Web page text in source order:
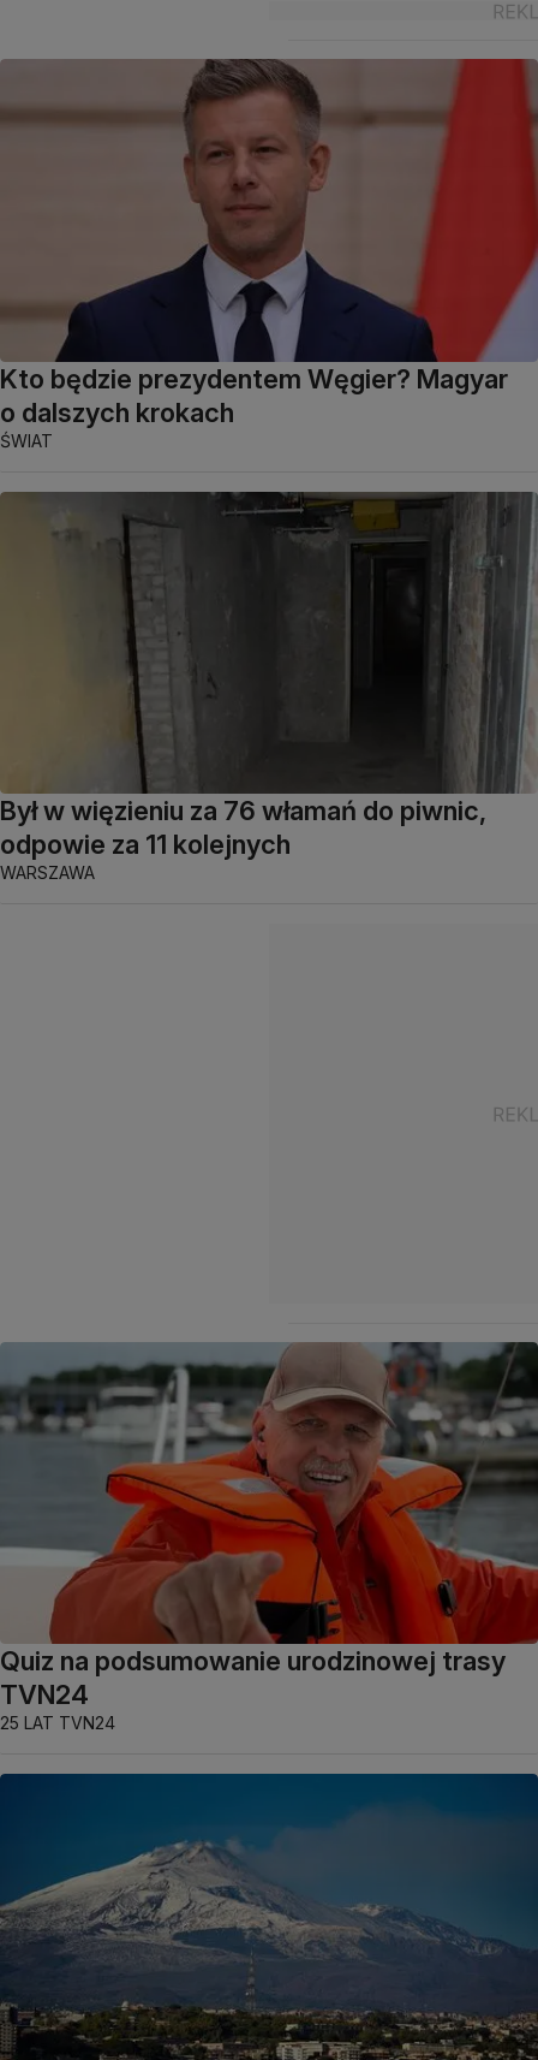
Kto będzie prezydentem Węgier? Magyar
o dalszych krokach
ŚWIAT
Był w więzieniu za 76 włamań do piwnic,
odpowie za 11 kolejnych
WARSZAWA
Quiz na podsumowanie urodzinowej trasy
TVN24
25 LAT TVN24